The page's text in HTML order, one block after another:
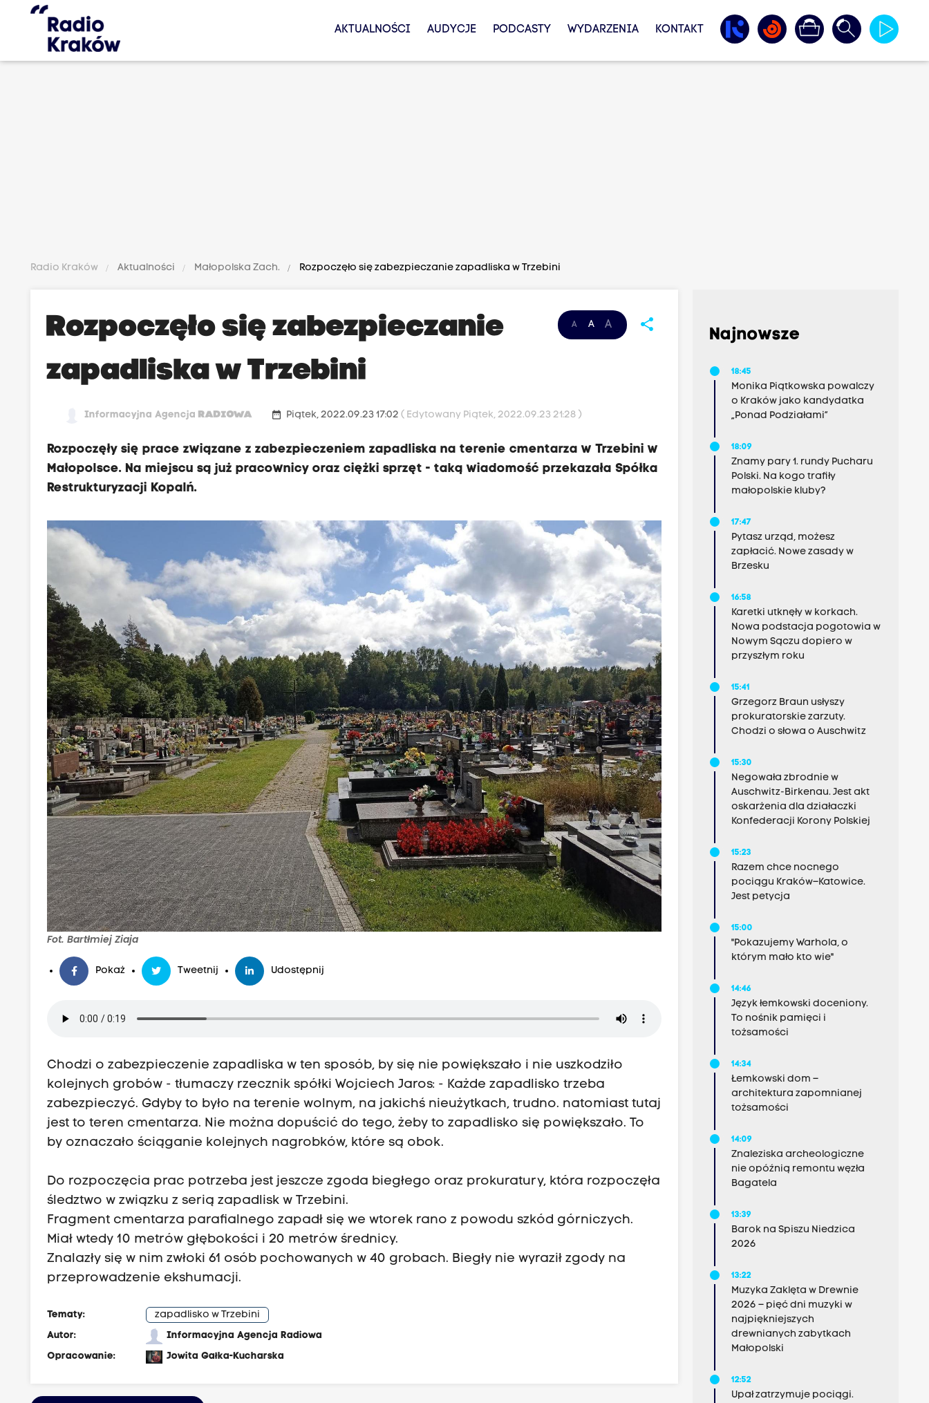
AKTUALNOŚCI AUDYCJE PODCASTY WYDARZENIA KONTAKT
Radio Kraków Aktualności Małopolska Zach. Rozpoczęło się zabezpieczanie zapadliska w Trzebini
A A A share
Rozpoczęło się zabezpieczanie
zapadliska w Trzebini
Informacyjna AgencjaRADIOWA date_range Piątek, 2022.09.23 17:02( Edytowany Piątek, 2022.09.23 21:28 )
Rozpoczęły się prace związane z zabezpieczeniem zapadliska na terenie cmentarza w Trzebini w
Małopolsce. Na miejscu są już pracownicy oraz ciężki sprzęt - taką wiadomość przekazała Spółka
Restrukturyzacji Kopalń.
Fot. Bartłmiej Ziaja
Pokaż Tweetnij Udostępnij
Chodzi o zabezpieczenie zapadliska w ten sposób, by się nie powiększało i nie uszkodziło
kolejnych grobów - tłumaczy rzecznik spółki Wojciech Jaros: - Każde zapadlisko trzeba
zabezpieczyć. Gdyby to było na terenie wolnym, na jakichś nieużytkach, trudno. natomiast tutaj
jest to teren cmentarza. Nie można dopuścić do tego, żeby to zapadlisko się powiększało. To
by oznaczało ściąganie kolejnych nagrobków, które są obok.
Do rozpoczęcia prac potrzeba jest jeszcze zgoda biegłego oraz prokuratury, która rozpoczęła
śledztwo w związku z serią zapadlisk w Trzebini.
Fragment cmentarza parafialnego zapadł się we wtorek rano z powodu szkód górniczych.
Miał wtedy 10 metrów głębokości i 20 metrów średnicy.
Znalazły się w nim zwłoki 61 osób pochowanych w 40 grobach. Biegły nie wyraził zgody na
przeprowadzenie ekshumacji.
Tematy:
zapadlisko w Trzebini
Autor:
Informacyjna Agencja Radiowa
Opracowanie:
Jowita Gałka-Kucharska
Najnowsze
18:45
Monika Piątkowska powalczy
o Kraków jako kandydatka
„Ponad Podziałami”
18:09
Znamy pary 1. rundy Pucharu
Polski. Na kogo trafiły
małopolskie kluby?
17:47
Pytasz urząd, możesz
zapłacić. Nowe zasady w
Brzesku
16:58
Karetki utknęły w korkach.
Nowa podstacja pogotowia w
Nowym Sączu dopiero w
przyszłym roku
15:41
Grzegorz Braun usłyszy
prokuratorskie zarzuty.
Chodzi o słowa o Auschwitz
15:30
Negowała zbrodnie w
Auschwitz-Birkenau. Jest akt
oskarżenia dla działaczki
Konfederacji Korony Polskiej
15:23
Razem chce nocnego
pociągu Kraków–Katowice.
Jest petycja
15:00
"Pokazujemy Warhola, o
którym mało kto wie"
14:46
Język łemkowski doceniony.
To nośnik pamięci i
tożsamości
14:34
Łemkowski dom –
architektura zapomnianej
tożsamości
14:09
Znaleziska archeologiczne
nie opóźnią remontu węzła
Bagatela
13:39
Barok na Spiszu Niedzica
2026
13:22
Muzyka Zaklęta w Drewnie
2026 – pięć dni muzyki w
najpiękniejszych
drewnianych zabytkach
Małopolski
12:52
Upał zatrzymuje pociągi.